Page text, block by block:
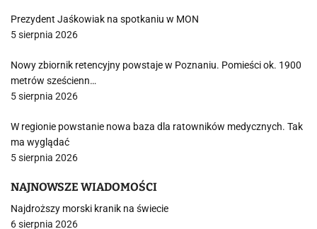
Prezydent Jaśkowiak na spotkaniu w MON
5 sierpnia 2026
Nowy zbiornik retencyjny powstaje w Poznaniu. Pomieści ok. 1900
metrów sześcienn…
5 sierpnia 2026
W regionie powstanie nowa baza dla ratowników medycznych. Tak
ma wyglądać
5 sierpnia 2026
NAJNOWSZE WIADOMOŚCI
Najdroższy morski kranik na świecie
6 sierpnia 2026